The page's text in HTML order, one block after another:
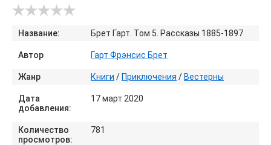
Название: Брет Гарт. Том 5. Рассказы 1885-1897
Автор Гарт Фрэнсис Брет
Жанр Книги / Приключения / Вестерны
Дата
добавления:
17 март 2020
Количество
просмотров:
781